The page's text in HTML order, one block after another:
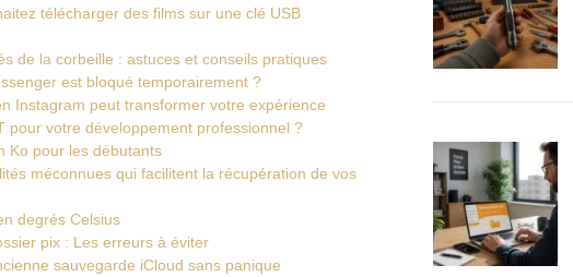
télécharger des films sur une clé USB
de la corbeille : astuces et conseils pratiques
est bloqué temporairement ?
Instagram peut transformer votre expérience
pour votre développement professionnel ?
Ko pour les débutants
méconnues qui facilitent la récupération de vos
degrés Celsius
pix : Les erreurs à éviter
sauvegarde iCloud sans panique